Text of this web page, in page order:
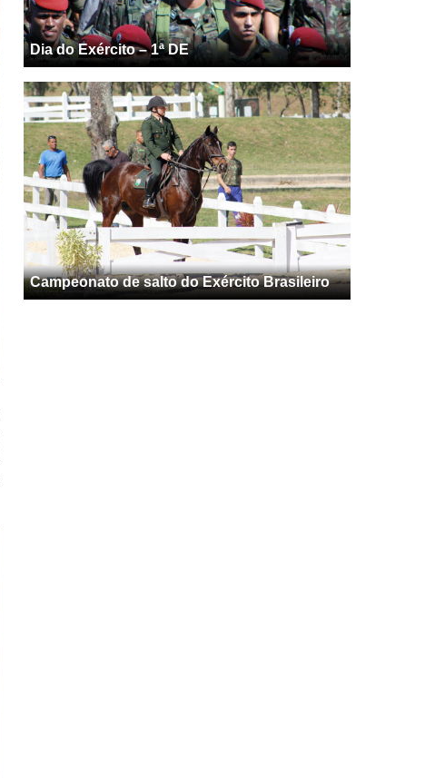
Dia do Exército – 1ª DE
Campeonato de salto do Exército Brasileiro